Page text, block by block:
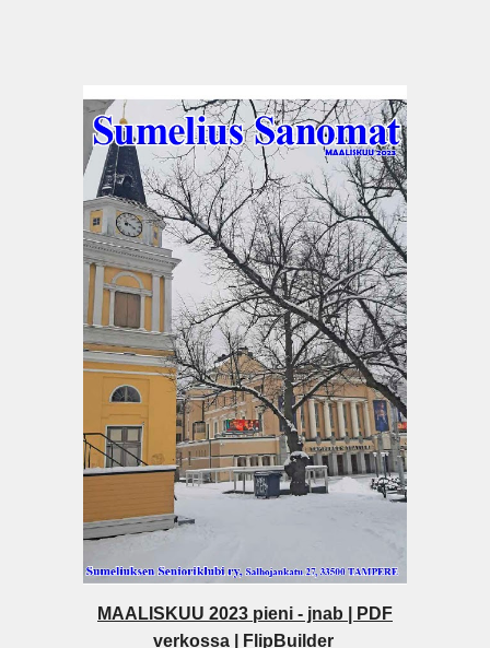
MAALISKUU 2023 pieni - jnab | PDF
verkossa | FlipBuilder